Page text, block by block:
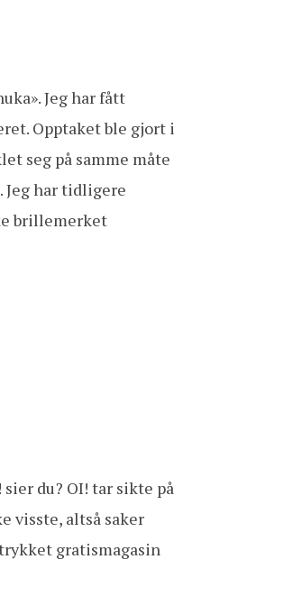
Jeg har fått
Opptaket ble gjort i
seg på samme måte
Jeg har tidligere
brillemerket
du? OI! tar sikte på
visste, altså saker
gratismagasin